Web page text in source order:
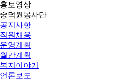
홍보영상
숭덕원봉사단
공지사항
직원채용
운영계획
월간계획
복지이야기
언론보도